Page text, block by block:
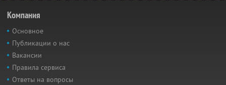
Компания
Основное
Публикации о нас
Вакансии
Правила сервиса
Ответы на вопросы